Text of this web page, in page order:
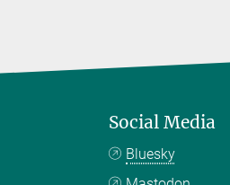
Social Media
Bluesky